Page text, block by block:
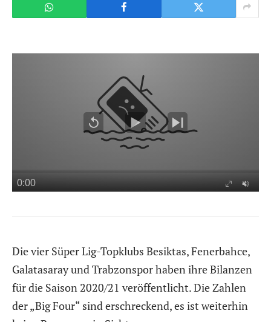
Die vier Süper Lig-Topklubs Besiktas, Fenerbahce,
Galatasaray und Trabzonspor haben ihre Bilanzen
für die Saison 2020/21 veröffentlicht. Die Zahlen
der „Big Four“ sind erschreckend, es ist weiterhin